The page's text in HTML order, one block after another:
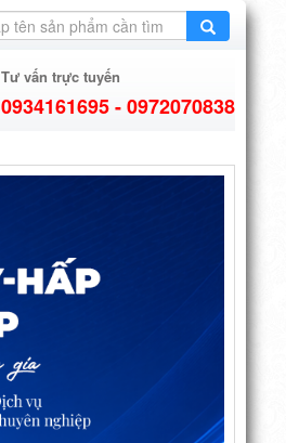
Tư vấn trực tuyến
0934161695 - 0972070838